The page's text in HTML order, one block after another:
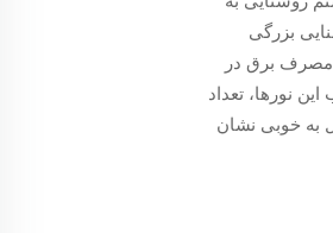
بزرگی
مصرف برق در
نورها، تعداد
به خوبی نشان